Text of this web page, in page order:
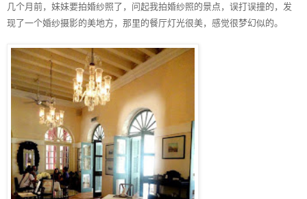
几个月前，妹妹要拍婚纱照了，问起我拍婚纱照的景点，误打误撞的，发
现了一个婚纱摄影的美地方，那里的餐厅灯光很美，感觉很梦幻似的。